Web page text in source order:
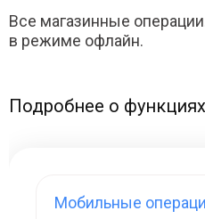
Все магазинные
в режиме офлайн.
Подробнее о функциях
Мобильные